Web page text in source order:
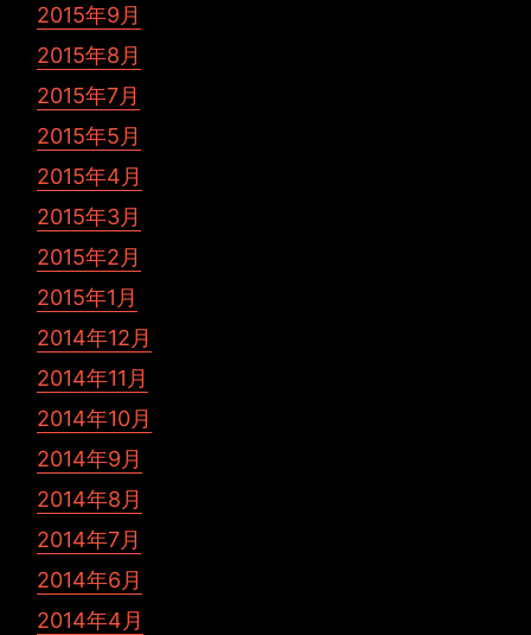
2015年9月
2015年8月
2015年7月
2015年5月
2015年4月
2015年3月
2015年2月
2015年1月
2014年12月
2014年11月
2014年10月
2014年9月
2014年8月
2014年7月
2014年6月
2014年4月